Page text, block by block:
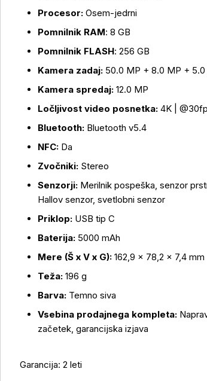
Več o izdelku
Procesor: Osem-jedrni
Pomnilnik RAM: 8 GB
Pomnilnik FLASH: 256 GB
Kamera zadaj: 50.0 MP + 8.0 MP + 5.0
Kamera spredaj: 12.0 MP
Ločljivost video posnetka: 4K |
Bluetooth: Bluetooth v5.4
NFC: Da
Zvočniki: Stereo
Senzorji: Merilnik pospeška, senzor
Hallov senzor, svetlobni senzor
Priklop: USB tip C
Baterija: 5000 mAh
Mere (Š x V x G): 162,9 × 78,2 × 7,4 mm
Teža: 196 g
Barva: Temno siva
Vsebina prodajnega kompleta:
začetek, garancijska izjava
Garancija: 2 leti